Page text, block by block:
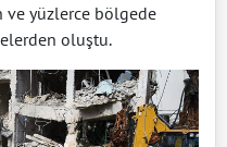
ve yüzlerce bölgede
oluştu.